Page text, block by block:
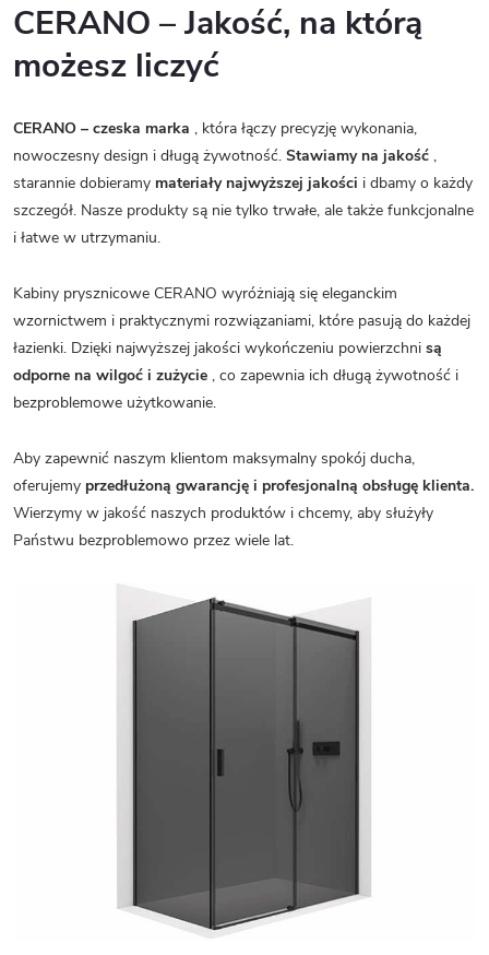
CERANO – Jakość, na którą
możesz liczyć
CERANO – czeska marka , która łączy precyzję wykonania,
nowoczesny design i długą żywotność. Stawiamy na jakość ,
starannie dobieramy materiały najwyższej jakości i dbamy o każdy
szczegół. Nasze produkty są nie tylko trwałe, ale także funkcjonalne
i łatwe w utrzymaniu.
Kabiny prysznicowe CERANO wyróżniają się eleganckim
wzornictwem i praktycznymi rozwiązaniami, które pasują do każdej
łazienki. Dzięki najwyższej jakości wykończeniu powierzchni są
odporne na wilgoć i zużycie , co zapewnia ich długą żywotność i
bezproblemowe użytkowanie.
Aby zapewnić naszym klientom maksymalny spokój ducha,
oferujemy przedłużoną gwarancję i profesjonalną obsługę klienta.
Wierzymy w jakość naszych produktów i chcemy, aby służyły
Państwu bezproblemowo przez wiele lat.